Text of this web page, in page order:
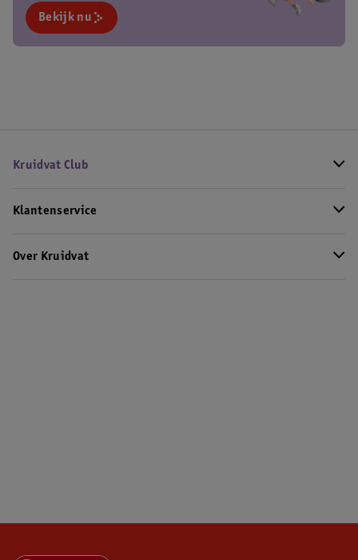
Bekijk nu
Kruidvat Club
Klantenservice
Over Kruidvat